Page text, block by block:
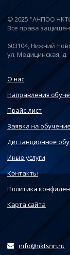
© 2025 "АНПОО
Все права
603104, Нижний
ул. Медицинская, д.
О нас
Направления
Прайс-лист
Заявка на обучение
Дистанционное
Иные услуги
Контакты
Политика
Карта сайта
info@nktsnn.ru